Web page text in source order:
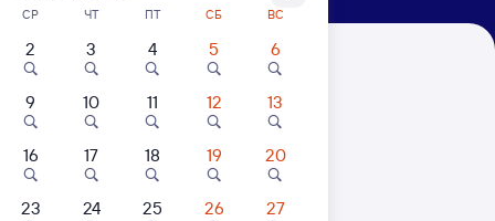
СР ЧТ ПТ СБ ВС
2 3 4 5 6
9 10 11 12 13
16 17 18 19 20
23 24 25 26 27